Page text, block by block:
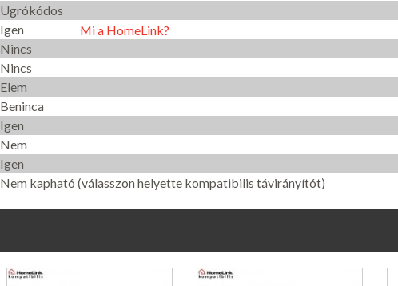
Ugrókódos
Igen
Mi a HomeLink?
Nincs
Nincs
Elem
Beninca
Igen
Nem
Igen
Nem kapható (válasszon helyette kompatibilis távirányítót)